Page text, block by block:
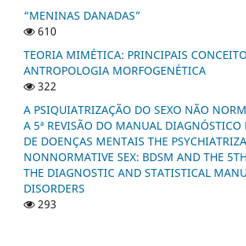
“MENINAS DANADAS”
610
TEORIA MIMÉTICA: PRINCIPAIS
ANTROPOLOGIA MORFOGENÉTICA
322
A PSIQUIATRIZAÇÃO DO SEXO NÃO
A 5ª REVISÃO DO MANUAL DIAGNÓSTICO
DE DOENÇAS MENTAIS THE
NONNORMATIVE SEX: BDSM AND THE
THE DIAGNOSTIC AND STATISTICAL
DISORDERS
293